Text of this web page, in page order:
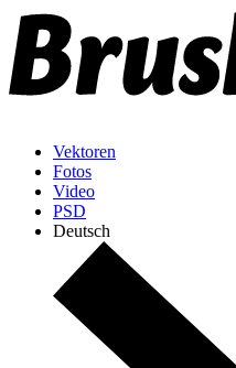
Vektoren
Fotos
Video
PSD
Deutsch